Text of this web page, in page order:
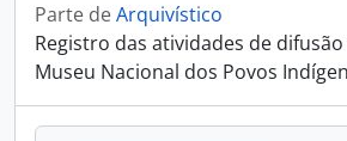
Parte deArquivístico
Registro das atividades de
Museu Nacional dos Povos